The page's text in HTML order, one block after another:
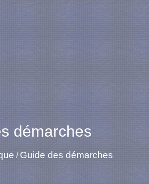
démarches
/ Guide des démarches